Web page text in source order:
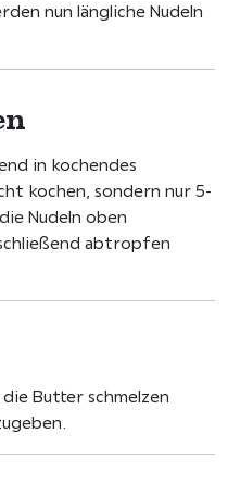
nun längliche Nudeln
in kochendes
kochen, sondern nur 5-
Nudeln oben
abtropfen
Butter schmelzen